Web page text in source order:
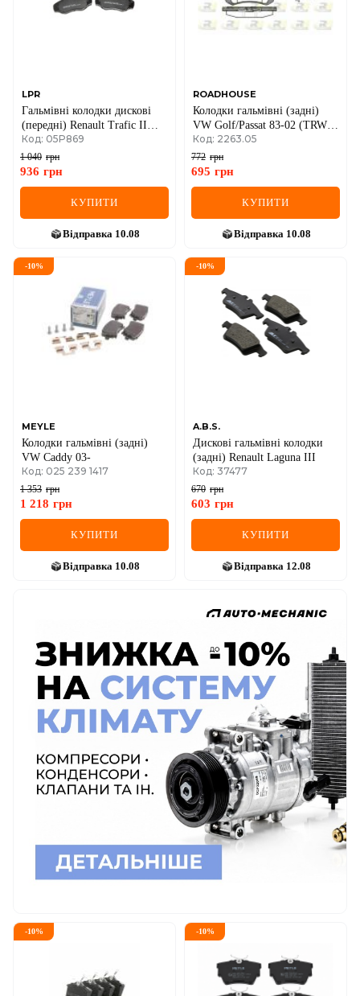
LPR
Гальмівні колодки дискові
(передні) Renault Trafic II
/Opel Vivaro A 01->14
Код: 05P869
1 040 грн
936 грн
КУПИТИ
Відправка 10.08
ROADHOUSE
Колодки гальмівні (задні)
VW Golf/Passat 83-02 (TRW)
(87.6x52.9x16)
Код: 2263.05
772 грн
695 грн
КУПИТИ
Відправка 10.08
-10%
MEYLE
Колодки гальмівні (задні)
VW Caddy 03-
Код: 025 239 1417
1 353 грн
1 218 грн
КУПИТИ
Відправка 10.08
-10%
A.B.S.
Дискові гальмівні колодки
(задні) Renault Laguna III
Код: 37477
670 грн
603 грн
КУПИТИ
Відправка 12.08
-10% -10%